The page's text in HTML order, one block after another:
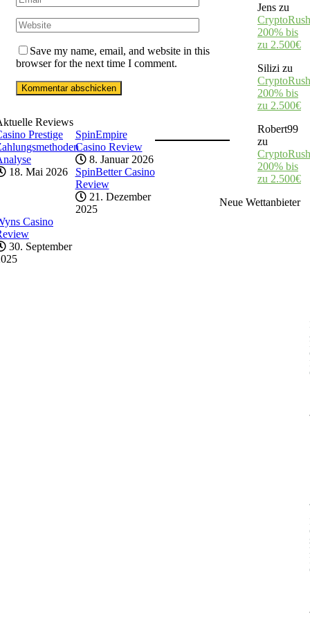
Save my name, email, and website in this
browser for the next time I comment.
Jens zu
200% bis
zu 2.500€
Silizi zu
200% bis
zu 2.500€
Robert99
zu
200% bis
zu 2.500€
Neue Wettanbieter
Reviews
Prestige
18. Mai 2026
SpinEmpire
Casino Review
8. Januar 2026
SpinBetter Casino
Review
21. Dezember
2025
Casino
30. September